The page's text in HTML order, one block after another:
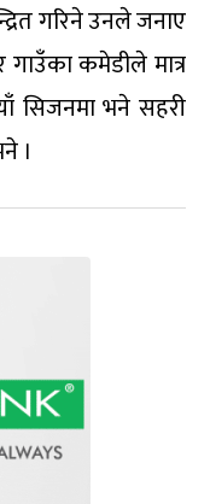
गरिने उनले जनाए
गाउँका कमेडीले मात्र
सिजनमा भने सहरी
।